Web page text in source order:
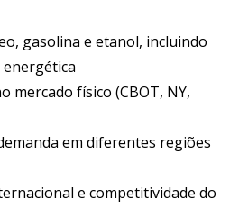
gasolina e etanol, incluindo
mercado físico (CBOT, NY,
em diferentes regiões
e competitividade do